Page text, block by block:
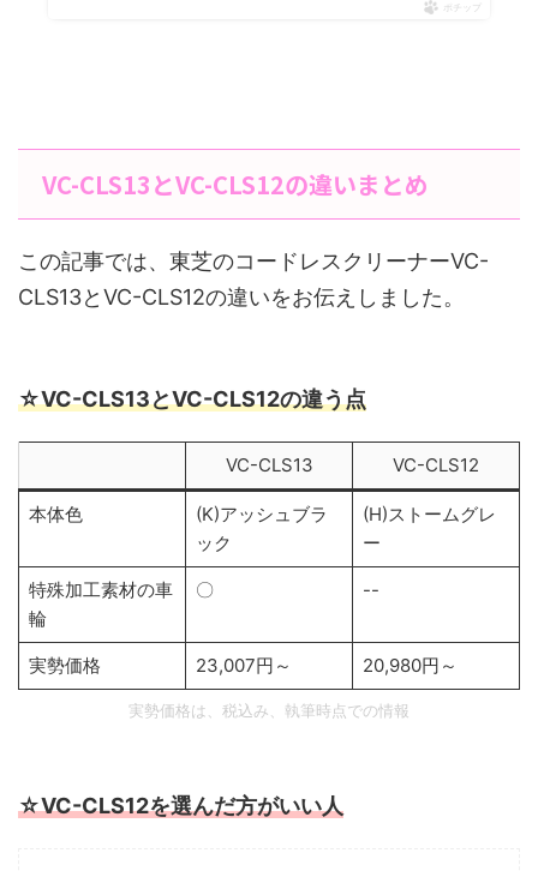
ポチップ
VC-CLS13とVC-CLS12の違いまとめ
この記事では、東芝のコードレスクリーナーVC-
CLS13とVC-CLS12の違いをお伝えしました。
☆VC-CLS13とVC-CLS12の違う点
VC-CLS13 VC-CLS12
本体色
(K)アッシュブラ
ック
(H)ストームグレ
ー
特殊加工素材の車
輪
〇 --
実勢価格 23,007円～ 20,980円～
実勢価格は、税込み、執筆時点での情報
☆VC-CLS12を選んだ方がいい人